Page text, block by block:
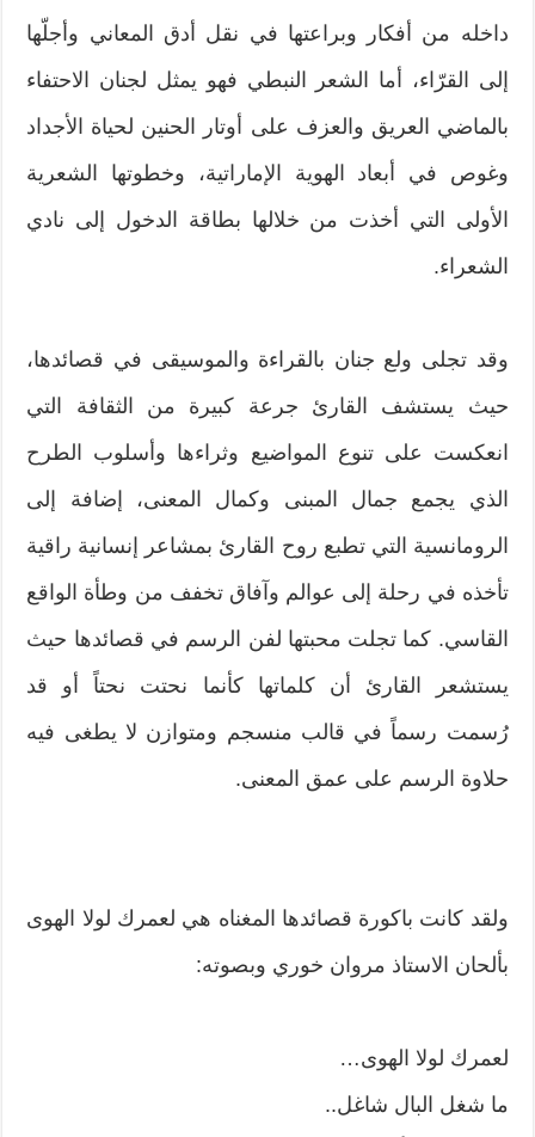
داخله من أفكار وبراعتها في نقل أدق المعاني وأجلّها
إلى القرّاء، أما الشعر النبطي فهو يمثل لجنان الاحتفاء
بالماضي العريق والعزف على أوتار الحنين لحياة الأجداد
وغوص في أبعاد الهوية الإماراتية، وخطوتها الشعرية
الأولى التي أخذت من خلالها بطاقة الدخول إلى نادي
الشعراء.
وقد تجلى ولع جنان بالقراءة والموسيقى في قصائدها،
حيث يستشف القارئ جرعة كبيرة من الثقافة التي
انعكست على تنوع المواضيع وثراءها وأسلوب الطرح
الذي يجمع جمال المبنى وكمال المعنى، إضافة إلى
الرومانسية التي تطبع روح القارئ بمشاعر إنسانية راقية
تأخذه في رحلة إلى عوالم وآفاق تخفف من وطأة الواقع
القاسي. كما تجلت محبتها لفن الرسم في قصائدها حيث
يستشعر القارئ أن كلماتها كأنما نحتت نحتاً أو قد
رُسمت رسماً في قالب منسجم ومتوازن لا يطغى فيه
حلاوة الرسم على عمق المعنى.
ولقد كانت باكورة قصائدها المغناه هي لعمرك لولا الهوى
بألحان الاستاذ مروان خوري وبصوته:
لعمرك لولا الهوى…
ما شغل البال شاغل..